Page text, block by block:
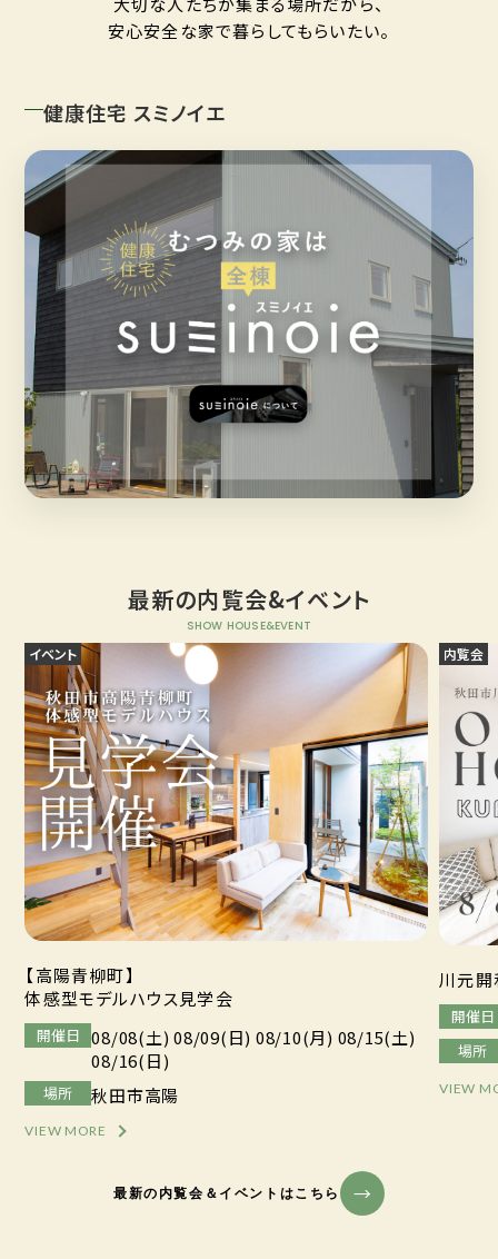
安心安全な家で暮らしてもらいたい。
健康住宅 スミノイエ
最新の内覧会&イベント
SHOW HOUSE&EVENT
イベント
【高陽青柳町】
体感型モデルハウス見学会
開催日
08/08(土) 08/09(日) 08/10(月) 08/15(土)
08/16(日)
場所 秋田市高陽
VIEW MORE
内覧会
川元
開催日
場所
VIEW
最新の内覧会＆イベントはこちら